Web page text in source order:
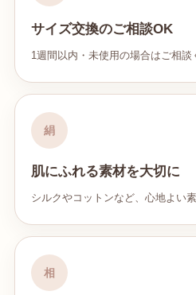
サイズ交換のご相談OK
1週間以内・未使用の場合はご相談
絹
肌にふれる素材を大切に
シルクやコットンなど、心地よい
相